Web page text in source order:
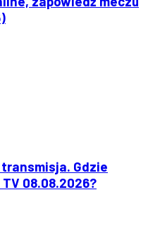
Gdzie
08.08.2026?